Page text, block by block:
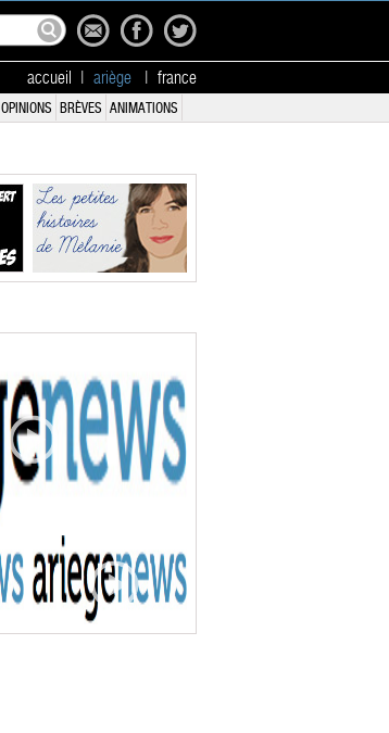
accueil ariège france
OPINIONS BRÈVES ANIMATIONS